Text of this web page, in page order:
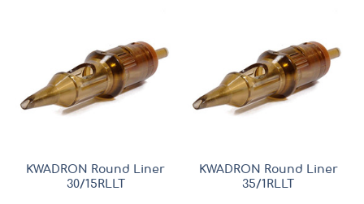
KWADRON Round Liner
30/15RLLT
KWADRON Round Liner
35/1RLLT